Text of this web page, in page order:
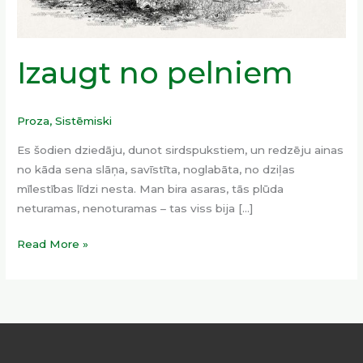
Izaugt no pelniem
Proza,Sistēmiski
Es šodien dziedāju, dunot sirdspukstiem, un redzēju ainas
no kāda sena slāņa, savīstīta, noglabāta, no dziļas
mīlestības līdzi nesta. Man bira asaras, tās plūda
neturamas, nenoturamas – tas viss bija […]
Read More »